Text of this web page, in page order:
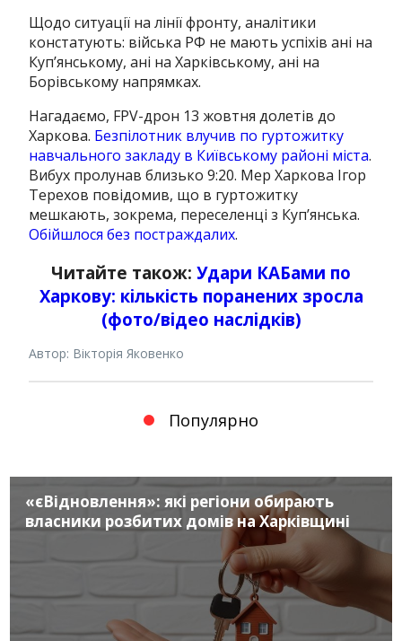
Щодо ситуації на лінії фронту, аналітики
констатують: війська РФ не мають успіхів ані на
Куп’янському, ані на Харківському, ані на
Борівському напрямках.
Нагадаємо, FPV-дрон 13 жовтня долетів до
Харкова. Безпілотник влучив по гуртожитку
навчального закладу в Київському районі міста.
Вибух пролунав близько 9:20. Мер Харкова Ігор
Терехов повідомив, що в гуртожитку
мешкають, зокрема, переселенці з Куп’янська.
Обійшлося без постраждалих.
Читайте також: Удари КАБами по
Харкову: кількість поранених зросла
(фото/відео наслідків)
Автор: Вікторія Яковенко
Популярно
«єВідновлення»: які регіони обирають
власники розбитих домів на Харківщині